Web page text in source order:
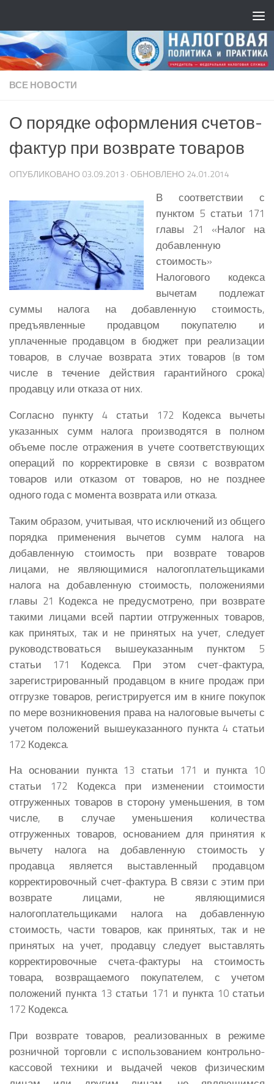
ВСЕ НОВОСТИ
О порядке оформления счетов-
фактур при возврате товаров
ОПУБЛИКОВАНО 03.09.2013 · ОБНОВЛЕНО 24.01.2014
В соответствии с
пунктом 5 статьи 171
главы 21 «Налог на
добавленную
стоимость»
Налогового кодекса
вычетам подлежат
суммы налога на добавленную стоимость,
предъявленные продавцом покупателю и
уплаченные продавцом в бюджет при реализации
товаров, в случае возврата этих товаров (в том
числе в течение действия гарантийного срока)
продавцу или отказа от них.
Согласно пункту 4 статьи 172 Кодекса вычеты
указанных сумм налога производятся в полном
объеме после отражения в учете соответствующих
операций по корректировке в связи с возвратом
товаров или отказом от товаров, но не позднее
одного года с момента возврата или отказа.
Таким образом, учитывая, что исключений из общего
порядка применения вычетов сумм налога на
добавленную стоимость при возврате товаров
лицами, не являющимися налогоплательщиками
налога на добавленную стоимость, положениями
главы 21 Кодекса не предусмотрено, при возврате
такими лицами всей партии отгруженных товаров,
как принятых, так и не принятых на учет, следует
руководствоваться вышеуказанным пунктом 5
статьи 171 Кодекса. При этом счет-фактура,
зарегистрированный продавцом в книге продаж при
отгрузке товаров, регистрируется им в книге покупок
по мере возникновения права на налоговые вычеты с
учетом положений вышеуказанного пункта 4 статьи
172 Кодекса.
На основании пункта 13 статьи 171 и пункта 10
статьи 172 Кодекса при изменении стоимости
отгруженных товаров в сторону уменьшения, в том
числе, в случае уменьшения количества
отгруженных товаров, основанием для принятия к
вычету налога на добавленную стоимость у
продавца является выставленный продавцом
корректировочный счет-фактура. В связи с этим при
возврате лицами, не являющимися
налогоплательщиками налога на добавленную
стоимость, части товаров, как принятых, так и не
принятых на учет, продавцу следует выставлять
корректировочные счета-фактуры на стоимость
товара, возвращаемого покупателем, с учетом
положений пункта 13 статьи 171 и пункта 10 статьи
172 Кодекса.
При возврате товаров, реализованных в режиме
розничной торговли с использованием контрольно-
кассовой техники и выдачей чеков физическим